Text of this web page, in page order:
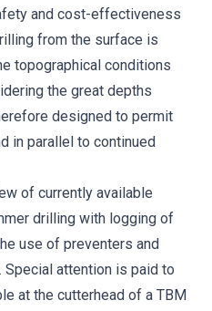
and cost-effectiveness
from the surface is
topographical conditions
the great depths
designed to permit
in parallel to continued
of currently available
drilling with logging of
use of preventers and
attention is paid to
at the cutterhead of a TBM